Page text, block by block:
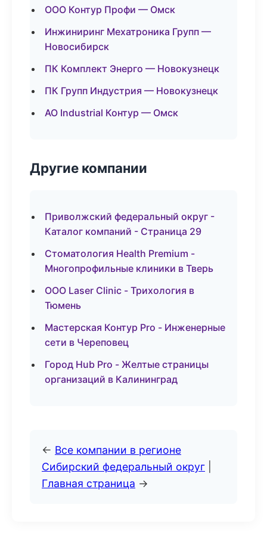
ООО Контур Профи — Омск
Инжиниринг Мехатроника Групп —
Новосибирск
ПК Комплект Энерго — Новокузнецк
ПК Групп Индустрия — Новокузнецк
АО Industrial Контур — Омск
Другие компании
Приволжский федеральный округ -
Каталог компаний - Страница 29
Стоматология Health Premium -
Многопрофильные клиники в Тверь
ООО Laser Clinic - Трихология в
Тюмень
Мастерская Контур Pro - Инженерные
сети в Череповец
Город Hub Pro - Желтые страницы
организаций в Калининград
← Все компании в регионе
Сибирский федеральный округ
Главная страница →